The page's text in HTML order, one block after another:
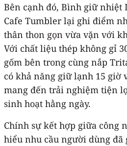
Bên cạnh đó, Bình giữ nhiệt
Cafe Tumbler lại ghi điểm
thân thon gọn vừa vặn với
Với chất liệu thép không gỉ
gốm bên trong cùng nắp
có khả năng giữ lạnh 15 giờ
mang đến trải nghiệm tiện
sinh hoạt hằng ngày.
Chính sự kết hợp giữa công
hiểu nhu cầu người dùng đã